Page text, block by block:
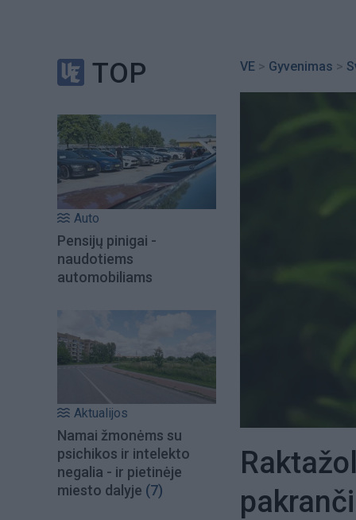
TOP
Auto
Pensijų pinigai -
naudotiems
automobiliams
Aktualijos
Namai žmonėms su
psichikos ir intelekto
negalia - ir pietinėje
miesto dalyje (7)
VE > Gyvenimas >